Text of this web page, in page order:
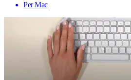
Per Mac